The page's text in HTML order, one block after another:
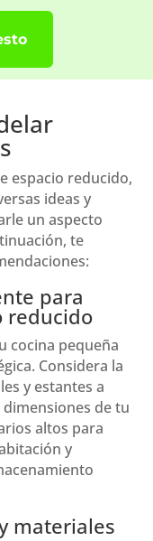
espacio reducido,
ideas y
un aspecto
te
para
reducido
cocina pequeña
Considera la
y estantes a
de tu
altos para
y
materiales